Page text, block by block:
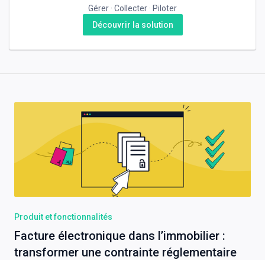
Gérer · Collecter · Piloter
Découvrir la solution
Produit et fonctionnalités
Facture électronique dans l’immobilier :
transformer une contrainte réglementaire